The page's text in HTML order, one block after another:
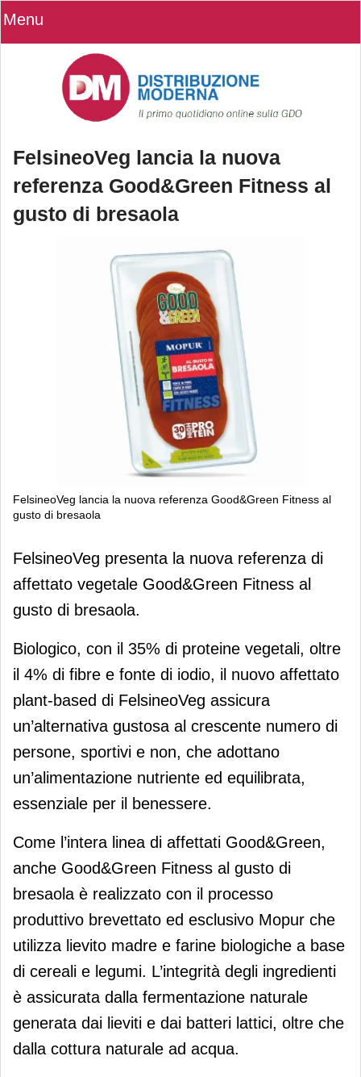
Menu
FelsineoVeg lancia la nuova
referenza Good&Green Fitness al
gusto di bresaola
FelsineoVeg lancia la nuova referenza Good&Green Fitness al
gusto di bresaola
FelsineoVeg lancia la nuova referenza
Good&Green Fitness al gusto di
bresaola
FelsineoVeg presenta la nuova referenza di
affettato vegetale Good&Green Fitness al
gusto di bresaola.
Biologico, con il 35% di proteine vegetali, oltre
il 4% di fibre e fonte di iodio, il nuovo affettato
plant-based di FelsineoVeg assicura
un’alternativa gustosa al crescente numero di
persone, sportivi e non, che adottano
un’alimentazione nutriente ed equilibrata,
essenziale per il benessere.
Come l’intera linea di affettati Good&Green,
anche Good&Green Fitness al gusto di
bresaola è realizzato con il processo
produttivo brevettato ed esclusivo Mopur che
utilizza lievito madre e farine biologiche a base
di cereali e legumi. L’integrità degli ingredienti
è assicurata dalla fermentazione naturale
generata dai lieviti e dai batteri lattici, oltre che
dalla cottura naturale ad acqua.